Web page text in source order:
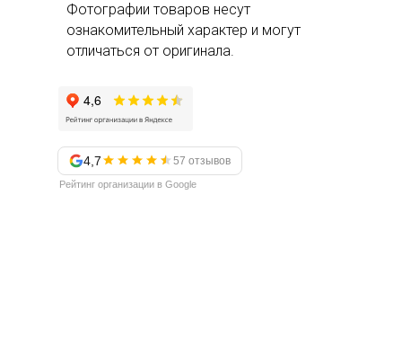
Фотографии товаров несут
ознакомительный характер и могут
отличаться от оригинала.
4,7 57 отзывов
Рейтинг организации в Google